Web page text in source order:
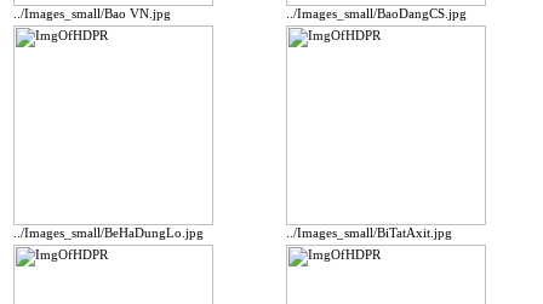
../Images_small/Bao VN.jpg ../Images_small/BaoDangCS.jpg
../Images_small/BeHaDungLo.jpg ../Images_small/BiTatAxit.jpg